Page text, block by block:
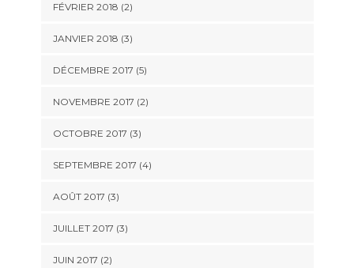
FÉVRIER 2018 (2)
JANVIER 2018 (3)
DÉCEMBRE 2017 (5)
NOVEMBRE 2017 (2)
OCTOBRE 2017 (3)
SEPTEMBRE 2017 (4)
AOÛT 2017 (3)
JUILLET 2017 (3)
JUIN 2017 (2)